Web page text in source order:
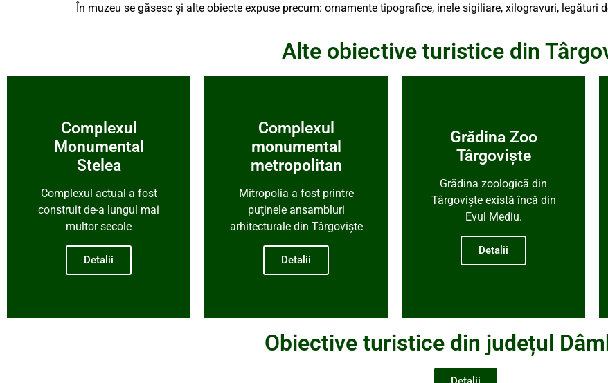
În muzeu se găsesc și alte obiecte expuse precum: ornamente tipografice, inele sigiliare, xilogravuri, legături
Alte obiective turistice din
Complexul
Monumental
Stelea
Complexul actual a fost
construit de-a lungul mai
multor secole
Detalii
Complexul
monumental
metropolitan
Mitropolia a fost printre
puţinele ansambluri
arhitecturale din Târgovişte
Detalii
Grădina Zoo
Târgoviște
Grădina zoologică din
Târgoviște există încă din
Evul Mediu.
Detalii
Obiective turistice din județul